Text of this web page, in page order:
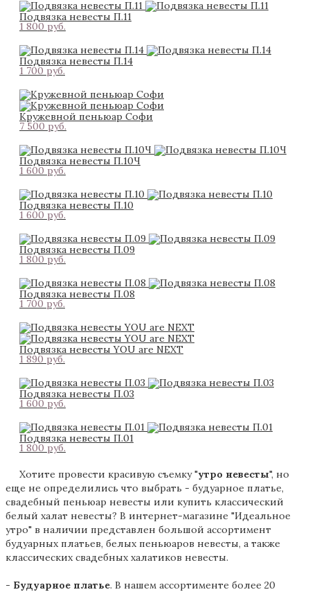
Подвязка невесты П.11
1 800 pуб.
Подвязка невесты П.14
1 700 pуб.
Кружевной пеньюар Софи
7 500 pуб.
Подвязка невесты П.10Ч
1 600 pуб.
Подвязка невесты П.10
1 600 pуб.
Подвязка невесты П.09
1 800 pуб.
Подвязка невесты П.08
1 700 pуб.
Подвязка невесты YOU are NEXT
1 890 pуб.
Подвязка невесты П.03
1 600 pуб.
Подвязка невесты П.01
1 800 pуб.
Хотите провести красивую съемку "утро невесты", но
еще не определились что выбрать - будуарное платье,
свадебный пеньюар невесты или купить классический
белый халат невесты? В интернет-магазине "Идеальное
утро" в наличии представлен большой ассортимент
будуарных платьев, белых пеньюаров невесты, а также
классических свадебных халатиков невесты.
- Будуарное платье. В нашем ассортименте более 20